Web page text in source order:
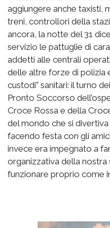
aggiungere anche taxisti,
treni, controllori della
ancora, la notte del 31
servizio le pattuglie di
addetti alle centrali
delle altre forze di polizia
custodi” sanitari: il turno
Pronto Soccorso
Croce Rossa e della
del mondo che si
facendo festa con gli
invece era impegnato a
organizzativa della nostra
funzionare proprio come